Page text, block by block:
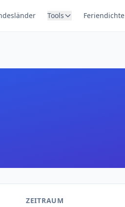
Tools Feriendichte
ZEITRAUM